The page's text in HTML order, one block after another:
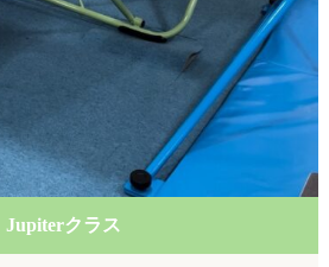
Jupiterクラス